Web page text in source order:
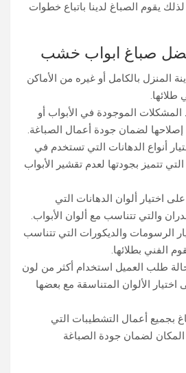
لذلك يقوم الصباغ لدينا باتباع خطوات
صباغ ابواب خشب
المنزل بالكامل أو غيره من الأماكن
طلائها.
الموجودة في الأبواب أو
لضمان جودة أعمال الصباغة.
أنواع الدهانات التي تستخدم في
تتميز بجودتها لعدم تقشير الأبواب
اختيار ألوان الدهانات التي
والتي تتناسب مع ألوان الأبواب.
الرسومات والديكورات التي تتناسب
الفني بطلائها.
طلب العميل استخدام أكثر من لون
الألوان المتناسقة مع بعضها
بجميع أعمال التشطيبات التي
لضمان جودة الصباغة